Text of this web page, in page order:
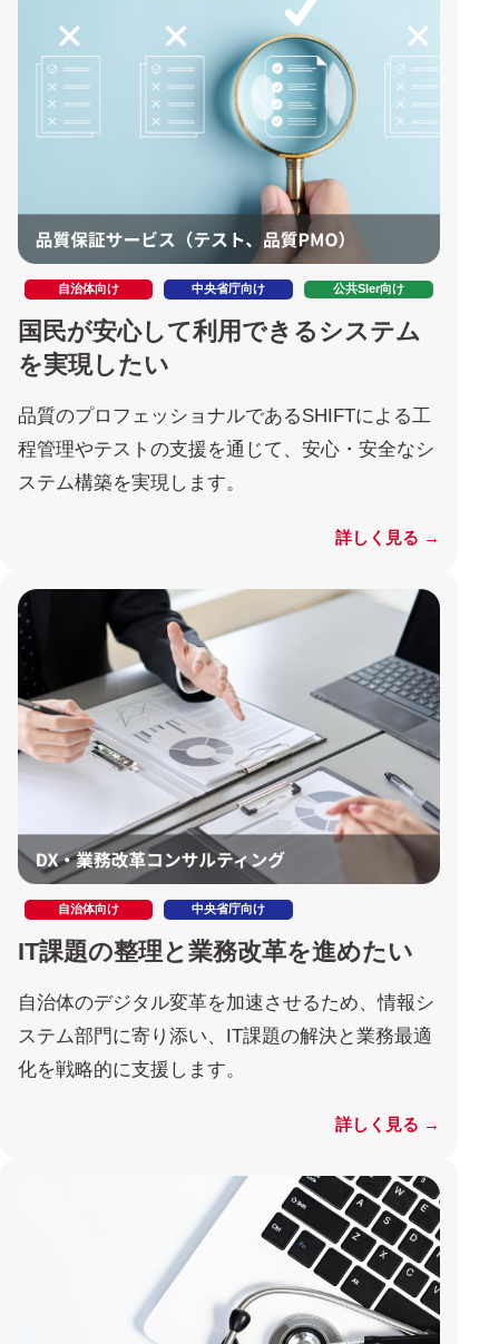
自治体向け 中央省庁向け 公共SIer向け
国民が安心して利用できるシステム
を実現したい
品質のプロフェッショナルであるSHIFTによる工
程管理やテストの支援を通じて、安心・安全なシ
ステム構築を実現します。
詳しく見る →
自治体向け 中央省庁向け
IT課題の整理と業務改革を進めたい
自治体のデジタル変革を加速させるため、情報シ
ステム部門に寄り添い、IT課題の解決と業務最適
化を戦略的に支援します。
詳しく見る →